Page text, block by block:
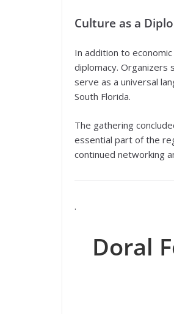
Culture as a
In addition to
diplomacy. Organizers
serve as a universal
South Florida.
The gathering
essential part of the
continued networking
.
Doral